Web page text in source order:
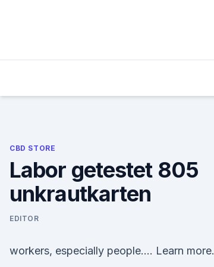
CBD STORE
Labor getestet 805
unkrautkarten
EDITOR
workers, especially people…. Learn more.